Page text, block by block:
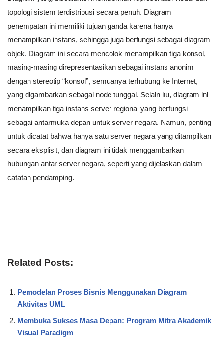
topologi sistem terdistribusi secara penuh. Diagram
penempatan ini memiliki tujuan ganda karena hanya
menampilkan instans, sehingga juga berfungsi sebagai diagram
objek. Diagram ini secara mencolok menampilkan tiga konsol,
masing-masing direpresentasikan sebagai instans anonim
dengan stereotip “konsol”, semuanya terhubung ke Internet,
yang digambarkan sebagai node tunggal. Selain itu, diagram ini
menampilkan tiga instans server regional yang berfungsi
sebagai antarmuka depan untuk server negara. Namun, penting
untuk dicatat bahwa hanya satu server negara yang ditampilkan
secara eksplisit, dan diagram ini tidak menggambarkan
hubungan antar server negara, seperti yang dijelaskan dalam
catatan pendamping.
Related Posts:
Pemodelan Proses Bisnis Menggunakan Diagram
Aktivitas UML
Membuka Sukses Masa Depan: Program Mitra Akademik
Visual Paradigm